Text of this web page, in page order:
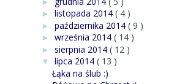
► listopada 2014 ( 4 )
► października 2014 ( 9 )
► września 2014 ( 14 )
► sierpnia 2014 ( 12 )
▼ lipca 2014 ( 13 )
Łąka na ślub :)